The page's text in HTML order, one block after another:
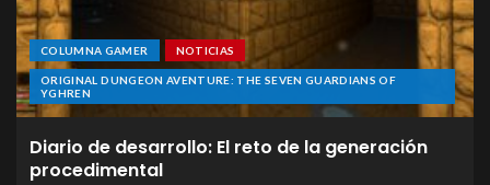
COLUMNA GAMER NOTICIAS
ORIGINAL DUNGEON AVENTURE: THE SEVEN GUARDIANS OF
YGHREN
Diario de desarrollo: El reto de la generación
procedimental